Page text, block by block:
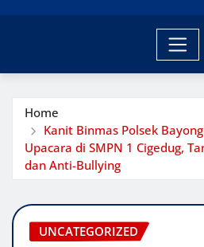
Home
Kanit Binmas Polsek
Upacara di SMPN 1 Cigedug,
dan Anti-Bullying
UNCATEGORIZED